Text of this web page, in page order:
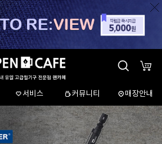
서비스 커뮤니티 매장안내